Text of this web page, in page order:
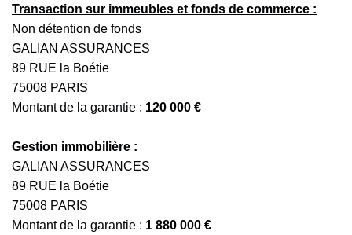
Transaction sur immeubles et fonds de commerce :
Non détention de fonds
GALIAN ASSURANCES
89 RUE la Boétie
75008 PARIS
Montant de la garantie : 120 000 €
Gestion immobilière :
GALIAN ASSURANCES
89 RUE la Boétie
75008 PARIS
Montant de la garantie : 1 880 000 €